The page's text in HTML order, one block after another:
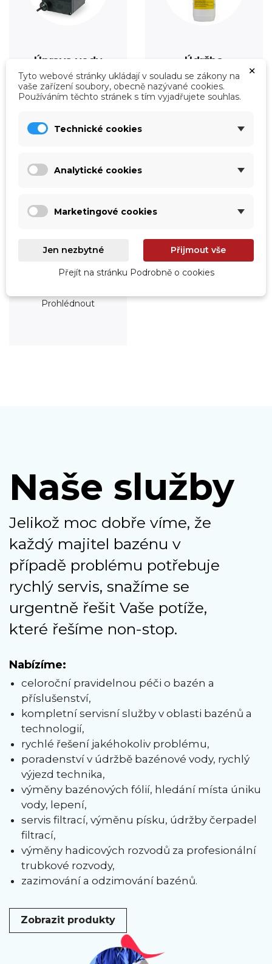
Úprava vody
Prohlédnout
Údržba
Prohlédnout
Prohlédnout
Naše služby
Jelikož moc dobře víme, že
každý majitel bazénu v
případě problému potřebuje
rychlý servis, snažíme se
urgentně řešit Vaše potíže,
které řešíme non-stop.
Nabízíme:
celoroční pravidelnou péči o bazén a
příslušenství,
kompletní servisní služby v oblasti bazénů a
technologií,
rychlé řešení jakéhokoliv problému,
poradenství v údržbě bazénové vody, rychlý
výjezd technika,
výměny bazénových fólií, hledání místa úniku
vody, lepení,
servis filtrací, výměnu písku, údržby čerpadel
filtrací,
výměny hadicových rozvodů za profesionální
trubkové rozvody,
zazimování a odzimování bazénů.
Zobrazit produkty
×
Tyto webové stránky ukládají v souladu se zákony na
vaše zařízení soubory, obecně nazývané cookies.
Používáním těchto stránek s tím vyjadřujete souhlas.
Technické cookies
Analytické cookies
Marketingové cookies
Jen nezbytné Přijmout vše
Přejít na stránku Podrobně o cookies